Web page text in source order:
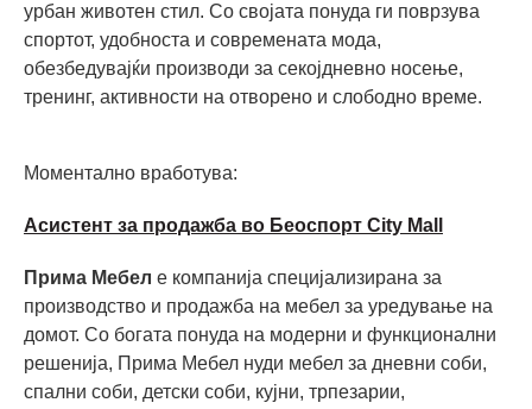
урбан животен стил. Со својата понуда ги поврзува
спортот, удобноста и современата мода,
обезбедувајќи производи за секојдневно носење,
тренинг, активности на отворено и слободно време.
Моментално вработува:
Асистент за продажба во Беоспорт City Mall
Прима Мебел е компанија специјализирана за
производство и продажба на мебел за уредување на
домот. Со богата понуда на модерни и функционални
решенија, Прима Мебел нуди мебел за дневни соби,
спални соби, детски соби, кујни, трпезарии,